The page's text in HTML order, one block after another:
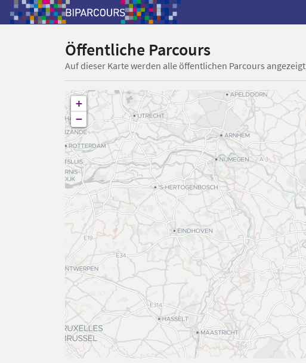
Öffentliche Parcours
Auf dieser Karte werden alle öffentlichen Parcours
+
−